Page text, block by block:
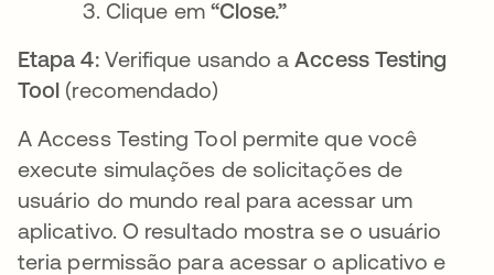
Clique em “Close.”
Etapa 4: Verifique usando a Access Testing
Tool (recomendado)
A Access Testing Tool permite que você
execute simulações de solicitações de
usuário do mundo real para acessar um
aplicativo. O resultado mostra se o usuário
teria permissão para acessar o aplicativo e